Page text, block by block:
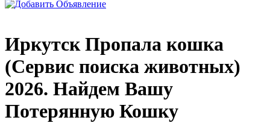
Иркутск Пропала кошка
(Сервис поиска животных)
2026. Найдем Вашу
Потерянную Кошку